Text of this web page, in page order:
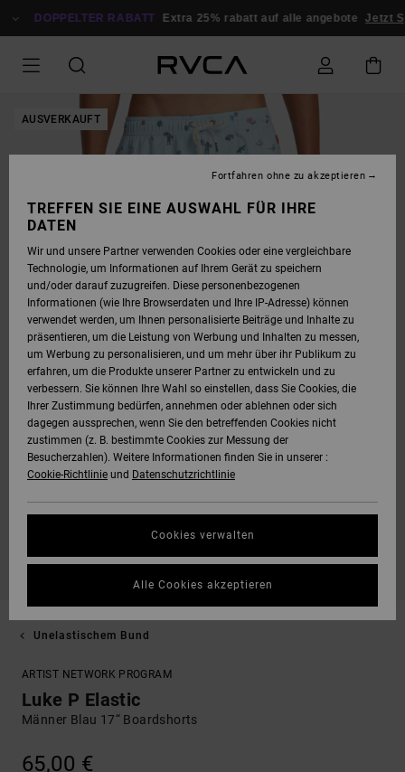
ZUR
DOPPELTER RABATT Extra 25% rabatt auf alle angebote Jetzt
AUSVERKAUFT
Unelastischem Bund
ARTIST NETWORK PROGRAM
Luke P Elastic
Männer Blau 17“ Boardshorts
65,00 €
TREFFEN SIE EINE AUSWAHL FÜR IHRE
DATEN
Wir und unsere Partner verwenden Cookies oder eine vergleichbare
Technologie, um Informationen auf Ihrem Gerät zu speichern
und/oder darauf zuzugreifen. Diese personenbezogenen
Informationen (wie Ihre Browserdaten und Ihre IP-Adresse) können
verwendet werden, um Ihnen personalisierte Beiträge und Inhalte zu
präsentieren, um die Leistung von Werbung und Inhalten zu messen,
um Werbung zu personalisieren, und um mehr über ihr Publikum zu
erfahren, um die Produkte unserer Partner zu entwickeln und zu
verbessern. Sie können Ihre Wahl so einstellen, dass Sie Cookies, die
Ihrer Zustimmung bedürfen, annehmen oder ablehnen oder sich
dagegen aussprechen, wenn Sie den betreffenden Cookies nicht
zustimmen (z. B. bestimmte Cookies zur Messung der
Besucherzahlen). Weitere Informationen finden Sie in unserer :
Cookie-Richtlinie und Datenschutzrichtlinie
Cookies verwalten
Fortfahren ohne zu akzeptieren
Alle Cookies akzeptieren